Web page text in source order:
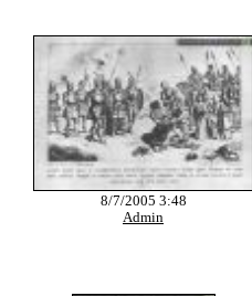
8/7/2005 3:48
Admin